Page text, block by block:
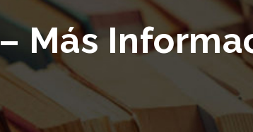
Más